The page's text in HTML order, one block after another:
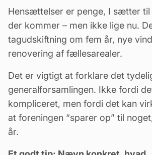
Hensættelser er penge, I sætter til
der kommer – men ikke lige nu.
tagudskiftning om fem år, nye
renovering af fællesarealer.
Det er vigtigt at forklare det
generalforsamlingen. Ikke fordi
kompliceret, men fordi det kan
at foreningen “sparer op” til
år.